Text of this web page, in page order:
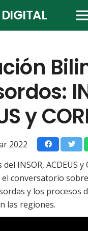
y
2022
INSOR, ACDEUS y
conversatorio
y los procesos
las regiones.